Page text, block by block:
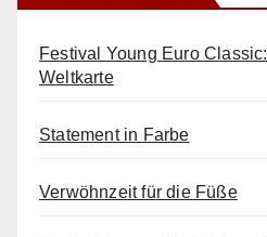
s
e
d
Festival Young Euro
Weltkarte
Statement in Farbe
Verwöhnzeit für die Füße